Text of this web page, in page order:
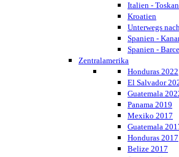
Italien -
Kroatien
Unterwegs
Spanien -
Spanien -
Zentralamerika
Honduras 2022
El Salvador
Guatemala
Panama 2019
Mexiko 2017
Guatemala
Honduras 2017
Belize 2017